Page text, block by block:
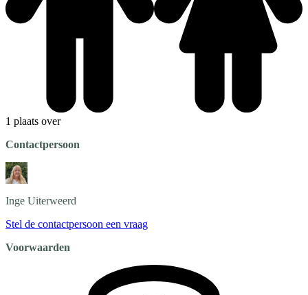
1 plaats over
Contactpersoon
Inge Uiterweerd
Stel de contactpersoon een vraag
Voorwaarden